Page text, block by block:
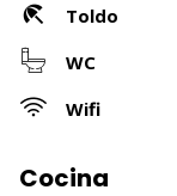
Toldo
WC
Wifi
Cocina